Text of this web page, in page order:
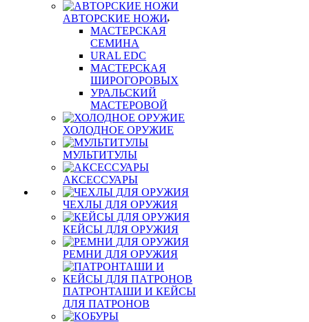
АВТОРСКИЕ НОЖИ
МАСТЕРСКАЯ
СЕМИНА
URAL EDC
МАСТЕРСКАЯ
ШИРОГОРОВЫХ
УРАЛЬСКИЙ
МАСТЕРОВОЙ
ХОЛОДНОЕ ОРУЖИЕ
МУЛЬТИТУЛЫ
АКСЕССУАРЫ
ЧЕХЛЫ ДЛЯ ОРУЖИЯ
КЕЙСЫ ДЛЯ ОРУЖИЯ
РЕМНИ ДЛЯ ОРУЖИЯ
ПАТРОНТАШИ И КЕЙСЫ
ДЛЯ ПАТРОНОВ